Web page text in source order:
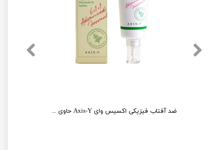
ضد آفتاب فیزیکی اکسیس وای Axis-Y حاوی نیاسینامید مدل no stress